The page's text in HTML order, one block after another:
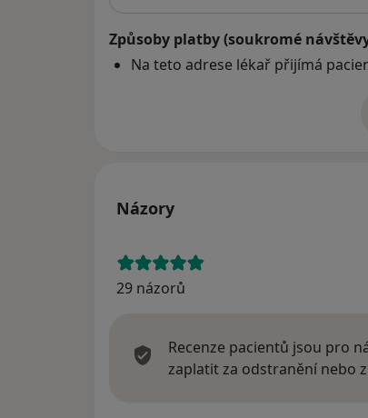
Způsoby platby (soukromé
Na teto adrese lékař přijímá
Názory
29 názorů
Recenze pacientů jsou pro
zaplatit za odstranění nebo